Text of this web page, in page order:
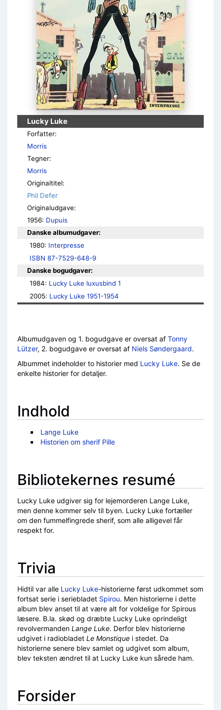
Lucky Luke
Forfatter:
Morris
Tegner:
Morris
Originaltitel:
Phil Defer
Originaludgave:
1956: Dupuis
Danske albumudgaver:
1980: Interpresse
ISBN 87-7529-648-9
Danske bogudgaver:
1984: Lucky Luke luxusbind 1
2005: Lucky Luke 1951-1954
Albumudgaven og 1. bogudgave er oversat af Tonny
Lützer, 2. bogudgave er oversat af Niels Søndergaard.
Albummet indeholder to historier med Lucky Luke. Se de
enkelte historier for detaljer.
Indhold
Lange Luke
Historien om sherif Pille
Bibliotekernes resumé
Lucky Luke udgiver sig for lejemorderen Lange Luke,
men denne kommer selv til byen. Lucky Luke fortæller
om den fummelfingrede sherif, som alle alligevel får
respekt for.
Trivia
Hidtil var alle Lucky Luke-historierne først udkommet som
fortsat serie i seriebladet Spirou. Men historierne i dette
album blev anset til at være alt for voldelige for Spirous
læsere. B.la. skød og dræbte Lucky Luke oprindeligt
revolvermanden Lange Luke. Derfor blev historierne
udgivet i radiobladet Le Monstique i stedet. Da
historierne senere blev samlet og udgivet som album,
blev teksten ændret til at Lucky Luke kun sårede ham.
Forsider